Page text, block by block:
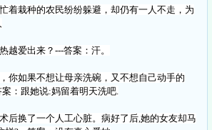
着栽种的农民纷纷躲避，却仍有一人不走，为
越爱出来？---答案：汗。
你如果不想让母亲洗碗，又不想自己动手的
：跟她说:妈留着明天洗吧.
后换了一个人工心脏。病好了后,她的女友却马